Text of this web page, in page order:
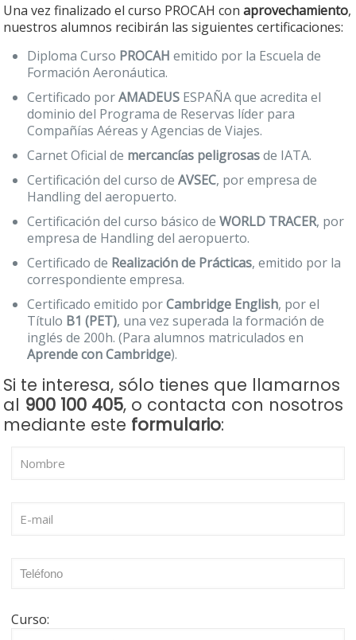
Una vez finalizado el curso PROCAH conaprovechamiento,
nuestros alumnos recibirán las siguientes certificaciones:
Diploma Curso PROCAH emitido por la Escuela de
Formación Aeronáutica.
Certificado porAMADEUS ESPAÑA que acredita el
dominio del Programa de Reservas líder para
Compañías Aéreas y Agencias de Viajes.
Carnet Oficial de mercancías peligrosasde IATA.
Certificación del curso deAVSEC, por empresa de
Handling del aeropuerto.
Certificación del curso básico deWORLD TRACER, por
empresa de Handling del aeropuerto.
Certificado de Realización de Prácticas, emitido por la
correspondiente empresa.
Certificado emitido porCambridge English, por el
Título B1 (PET), una vez superada la formación de
inglés de 200h. (Para alumnos matriculados en
Aprende con Cambridge).
Si te interesa, sólo tienes que llamarnos
al 900 100 405, o contacta con nosotros
mediante este formulario:
Curso: